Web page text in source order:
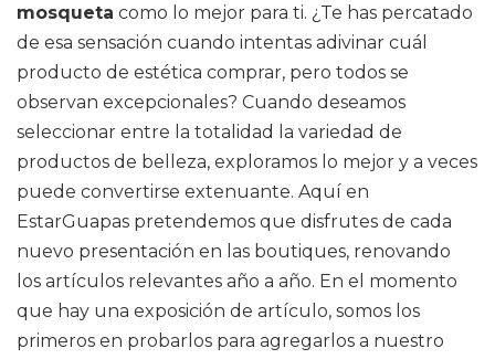
mosqueta como lo mejor para ti. ¿Te has percatado
de esa sensación cuando intentas adivinar cuál
producto de estética comprar, pero todos se
observan excepcionales? Cuando deseamos
seleccionar entre la totalidad la variedad de
productos de belleza, exploramos lo mejor y a veces
puede convertirse extenuante. Aquí en
EstarGuapas pretendemos que disfrutes de cada
nuevo presentación en las boutiques, renovando
los artículos relevantes año a año. En el momento
que hay una exposición de artículo, somos los
primeros en probarlos para agregarlos a nuestro